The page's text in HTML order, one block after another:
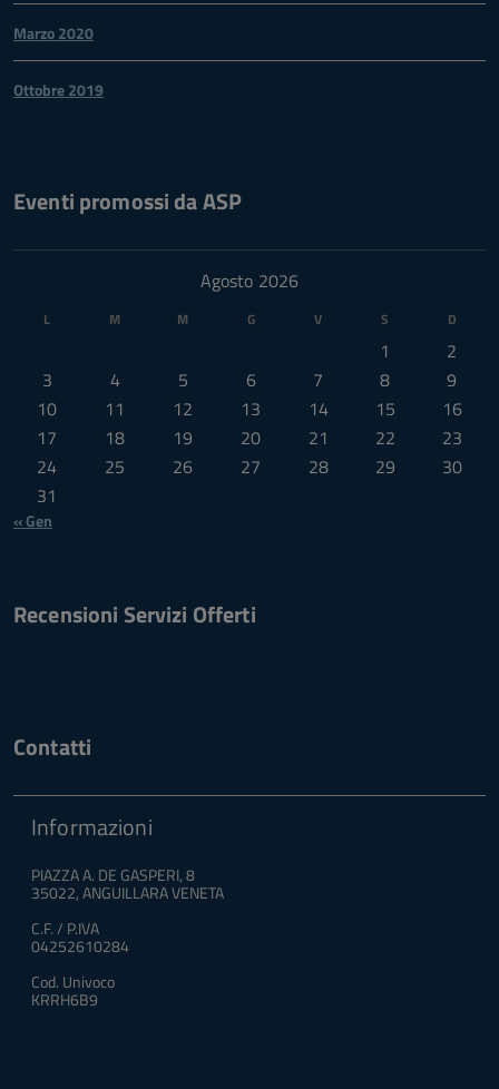
Marzo 2020
Ottobre 2019
Eventi promossi da ASP
Agosto 2026
L M M G V S D
1
2
3
4 5 6 7 8
9
10
11 12 13 14 15
16
17
18 19 20 21 22
23
24
25 26 27 28 29
30
31
« Gen
Recensioni Servizi Offerti
Contatti
Informazioni
PIAZZA A. DE GASPERI, 8
35022, ANGUILLARA VENETA
C.F. / P.IVA
04252610284
Cod. Univoco
KRRH6B9